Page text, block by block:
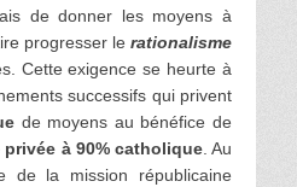
de donner les moyens à
progresser lerationalisme
Cette exigence se heurte à
successifs qui privent
de moyens au bénéfice de
privée à 90% catholique. Au
de la mission républicaine